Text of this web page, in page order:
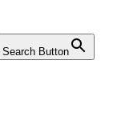
Search Button